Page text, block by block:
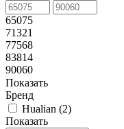
65075
71321
77568
83814
90060
Показать
Бренд
Hualian (2)
Показать